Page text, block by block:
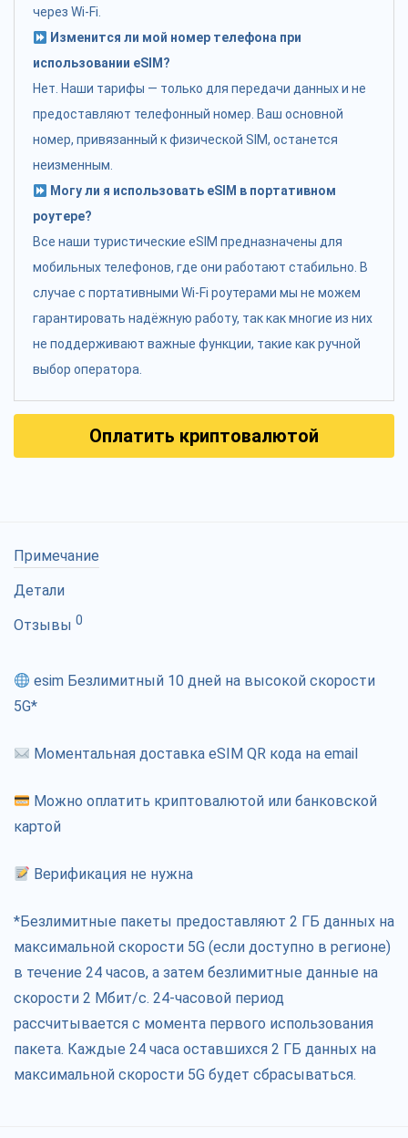
через Wi-Fi.
Изменится ли мой номер телефона при
использовании eSIM?
Нет. Наши тарифы — только для передачи данных и не
предоставляют телефонный номер. Ваш основной
номер, привязанный к физической SIM, останется
неизменным.
Могу ли я использовать eSIM в портативном
роутере?
Все наши туристические eSIM предназначены для
мобильных телефонов, где они работают стабильно. В
случае с портативными Wi-Fi роутерами мы не можем
гарантировать надёжную работу, так как многие из них
не поддерживают важные функции, такие как ручной
выбор оператора.
Оплатить криптовалютой
Примечание
Детали
Отзывы 0
esim Безлимитный 10 дней на высокой скорости
5G*
Моментальная доставка eSIM QR кода на email
Можно оплатить криптовалютой или банковской
картой
Верификация не нужна
*Безлимитные пакеты предоставляют 2 ГБ данных на
максимальной скорости 5G (если доступно в регионе)
в течение 24 часов, а затем безлимитные данные на
скорости 2 Мбит/с. 24-часовой период
рассчитывается с момента первого использования
пакета. Каждые 24 часа оставшихся 2 ГБ данных на
максимальной скорости 5G будет сбрасываться.